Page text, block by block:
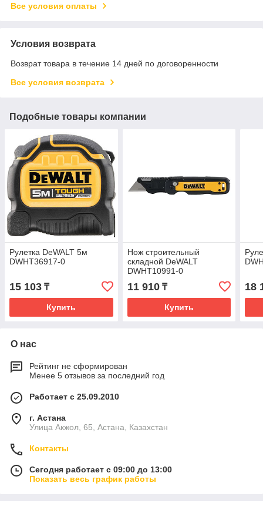
Все условия оплаты
Условия возврата
Возврат товара в течение 14 дней по договоренности
Все условия возврата
Подобные товары компании
Рулетка DeWALT 5м
DWHT36917-0
15 103 ₸
Купить
Нож строительный
складной DeWALT
DWHT10991-0
11 910₸
Купить
18
О нас
Рейтинг не сформирован
Менее 5 отзывов за последний год
Работает с 25.09.2010
г. Астана
Улица Акжол, 65, Астана, Казахстан
Контакты
Сегодня работает с 09:00 до 13:00
Показать весь график работы